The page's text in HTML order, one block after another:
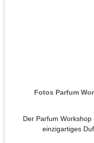
Fotos Parfum
Der Parfum
einzigartiges